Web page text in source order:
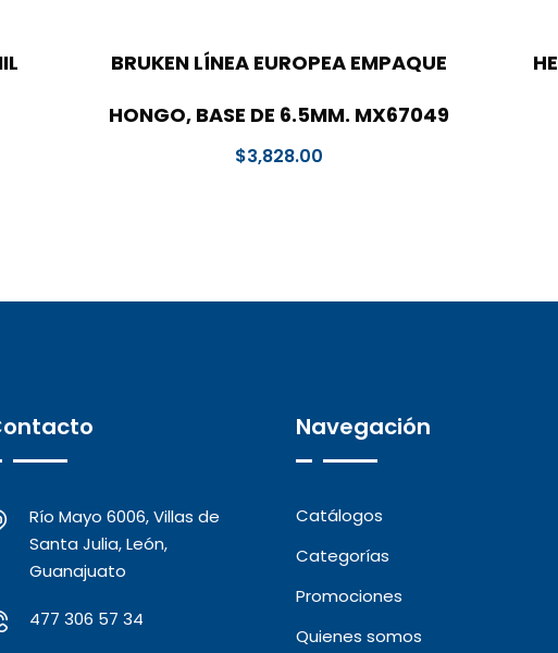
BRUKEN LÍNEA EUROPEA EMPAQUE
HONGO, BASE DE 6.5MM. MX67049
$3,828.00
Río Mayo 6006, Villas de
Santa Julia, León,
Guanajuato
477 306 57 34
Navegación
Catálogos
Categorías
Promociones
Quienes somos